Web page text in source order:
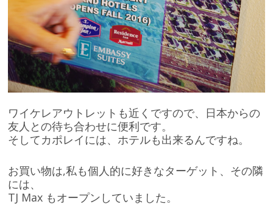
ワイケレアウトレットも近くですので、日本からの
友人との待ち合わせに便利です。
そしてカポレイには、ホテルも出来るんですね。
お買い物は,私も個人的に好きなターゲット、その隣
には、
TJ Max もオープンしていました。